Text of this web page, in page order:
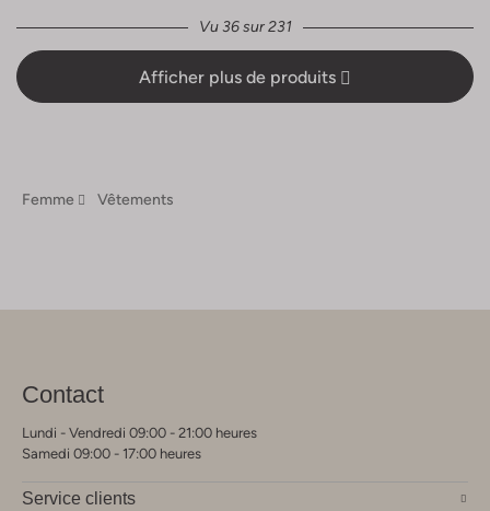
Vu 36 sur 231
Afficher plus de produits
Femme Vêtements
Contact
Lundi - Vendredi 09:00 - 21:00 heures
Samedi 09:00 - 17:00 heures
Service clients